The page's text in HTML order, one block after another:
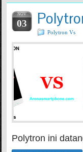
NOV
03
Polytron Vs
Polytron ini